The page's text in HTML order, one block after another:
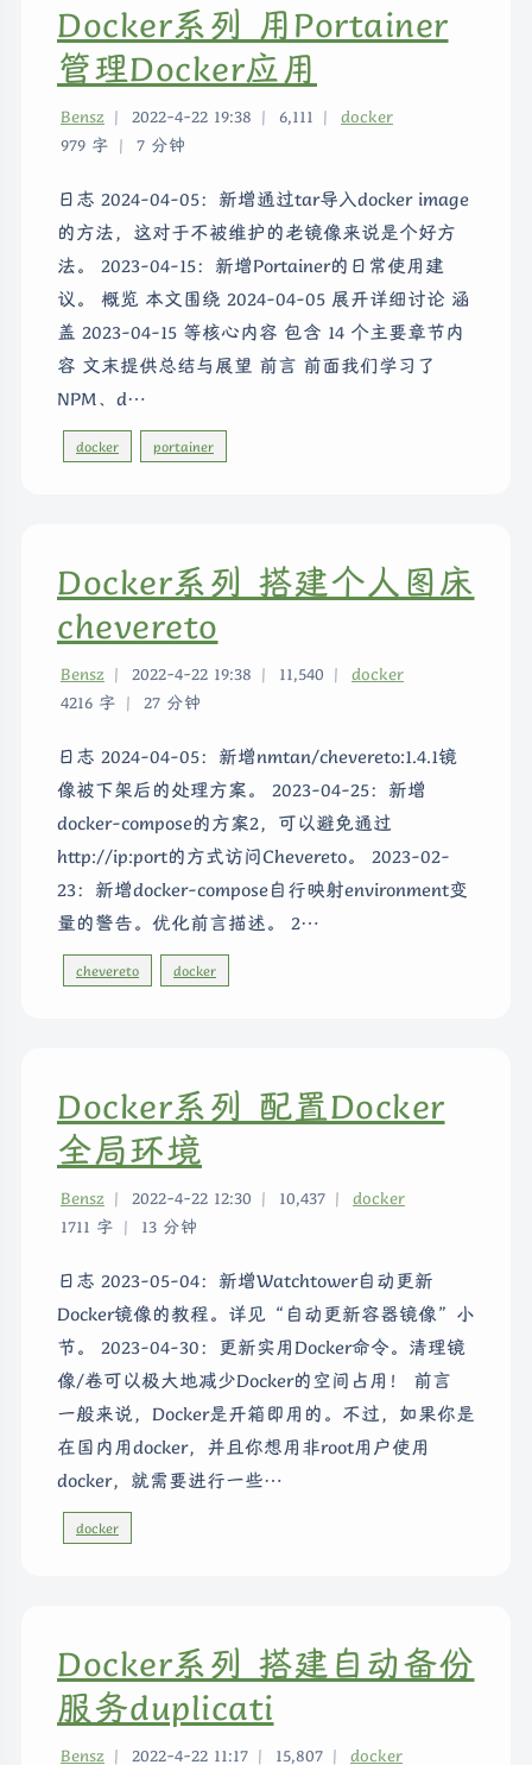
Docker系列 用Portainer
管理Docker应用
Bensz | 2022-4-22 19:38 | 6,111 |
docker
979 字 | 7 分钟
日志 2024-04-05：新增通过tar导入docker image
的方法，这对于不被维护的老镜像来说是个好方
法。 2023-04-15：新增Portainer的日常使用建
议。 概览 本文围绕 2024-04-05 展开详细讨论 涵
盖 2023-04-15 等核心内容 包含 14 个主要章节内
容 文末提供总结与展望 前言 前面我们学习了
NPM、d…
docker portainer
Docker系列 搭建个人图床
chevereto
Bensz | 2022-4-22 19:38 | 11,540 |
docker
4216 字 | 27 分钟
日志 2024-04-05：新增nmtan/chevereto:1.4.1镜
像被下架后的处理方案。 2023-04-25：新增
docker-compose的方案2，可以避免通过
http://ip:port的方式访问Chevereto。 2023-02-
23：新增docker-compose自行映射environment变
量的警告。优化前言描述。 2…
chevereto docker
Docker系列 配置Docker
全局环境
Bensz | 2022-4-22 12:30 | 10,437 |
docker
1711 字 | 13 分钟
日志 2023-05-04：新增Watchtower自动更新
Docker镜像的教程。详见“自动更新容器镜像”小
节。 2023-04-30：更新实用Docker命令。清理镜
像/卷可以极大地减少Docker的空间占用！ 前言
一般来说，Docker是开箱即用的。不过，如果你是
在国内用docker，并且你想用非root用户使用
docker，就需要进行一些…
docker
Docker系列 搭建自动备份
服务duplicati
Bensz | 2022-4-22 11:17 | 15,807 | docker